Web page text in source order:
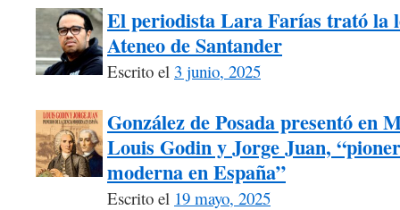
El periodista Lara Farías trató la
Ateneo de Santander
Escrito el 3 junio, 2025
González de Posada presentó en
Louis Godin y Jorge Juan,
moderna en España”
Escrito el 19 mayo, 2025